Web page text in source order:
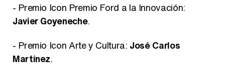
- Premio Icon Premio Ford a la Innovación:
Javier Goyeneche.
- Premio Icon Arte y Cultura: José Carlos
Martínez.